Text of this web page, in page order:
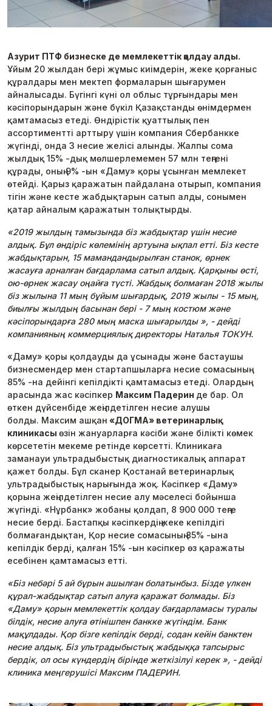
Азурит ПТФ бизнеске де мемлекеттік қолдау алды.
Ұйым 20 жылдан бері жұмыс киімдерін, жеке қорғаныс
құралдары мен мектеп формаларын шығарумен
айналысады. Бүгінгі күні ол облыс тұрғындары мен
кәсіпорындарын және бүкіл Қазақстанды өнімдермен
қамтамасыз етеді. Өндірістік қуаттылық пен
ассортиментті арттыру үшін компания Сбербанкке
жүгінді, онда 3 несие желісі алынды. Жалпы сома
жылдық 15% -дық мөлшерлемемен 57 млн ​​теңгені
құрады, оның 9% -ын «Даму» қоры ұсынған мемлекет
өтейді. Қарыз қаражатын пайдалана отырып, компания
тігін және кесте жабдықтарын сатып алды, сонымен
қатар айналым қаражатын толықтырды.
«2019 жылдың тамызында біз жабдықтар үшін несие
алдық. Бұл өндіріс көлемінің артуына ықпал етті. Біз кесте
жабдықтарын, 15 мамандандырылған станок, өрнек
жасауға арналған бағдарлама сатып алдық. Қарқыны өсті,
ою-өрнек жасау оңайға түсті. Жабдық болмаған 2018 жылы
біз жылына 11 мың бұйым шығардық, 2019 жылы - 15 мың,
биылғы жылдың басынан бері - 7 мың костюм және
кәсіпорындарға 280 мың маска шығарылды », - дейді
компанияның коммерциялық директоры Наталья ТОКУН.
«Даму» қоры қолдауды да ұсынады және бастаушы
бизнесмендер мен стартапшыларға несие сомасының
85% -на дейінгі кепілдікті қамтамасыз етеді. Олардың
арасында жас кәсіпкер Максим Падерин де бар. Ол
өткен дүйсенбіде жеңілдетілген несие алушы
болды. Максим ашқан «ДОГМА» ветеринарлық
клиникасы өзін жануарларға кәсіби және білікті көмек
көрсететін мекеме ретінде көрсетті. Клиникаға
заманауи ультрадыбыстық диагностикалық аппарат
қажет болды. Бұл сканер Қостанай ветеринарлық
ультрадыбыстық нарығында жоқ. Кәсіпкер «Даму»
қорына жеңілдетілген несие алу мәселесі бойынша
жүгінді. «Нұрбанк» жобаны қолдап, 8 900 000 теңге
несие берді. Бастапқы кәсіпкердің жеке кепілдігі
болмағандықтан, Қор несие сомасының 85% -ына
кепілдік берді, қалған 15% -ын кәсіпкер өз қаражаты
есебінен қамтамасыз етті.
«Біз небәрі 5 ай бұрын ашылған болатынбыз. Бізде үлкен
құрал-жабдықтар сатып алуға қаражат болмады. Біз
«Даму» қорын мемлекеттік қолдау бағдарламасы туралы
білдік, несие алуға өтінішпен банкке жүгіндім. Банк
мақұлдады. Қор бізге кепілдік берді, содан кейін банктен
несие алдық. Біз ультрадыбыстық жабдыққа тапсырыс
бердік, ол осы күндердің бірінде жеткізілуі керек », - дейді
клиника меңгерушісі Максим ПАДЕРИН.